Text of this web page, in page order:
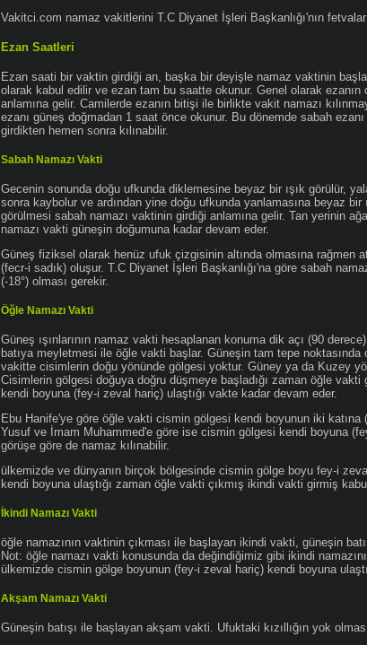
Vakitci.com namaz vakitlerini T.C Diyanet İşleri Başkanlığı'nın
Ezan Saatleri
Ezan saati bir vaktin girdiği an, başka bir deyişle namaz vaktinin
olarak kabul edilir ve ezan tam bu saatte okunur. Genel olarak ezanın
anlamına gelir. Camilerde ezanın bitişi ile birlikte vakit namazı
ezanı güneş doğmadan 1 saat önce okunur. Bu dönemde sabah
girdikten hemen sonra kılınabilir.
Sabah Namazı Vakti
Gecenin sonunda doğu ufkunda diklemesine beyaz bir ışık görülür,
sonra kaybolur ve ardından yine doğu ufkunda yanlamasına beyaz bir
görülmesi sabah namazı vaktinin girdiği anlamına gelir. Tan yerinin
namazı vakti güneşin doğumuna kadar devam eder.
Güneş fiziksel olarak henüz ufuk çizgisinin altında olmasına rağmen
(fecr-i sadık) oluşur. T.C Diyanet İşleri Başkanlığı'na göre sabah
(-18°) olması gerekir.
Öğle Namazı Vakti
Güneş ışınlarının namaz vakti hesaplanan konuma dik açı (90
batıya meyletmesi ile öğle vakti başlar. Güneşin tam tepe
vakitte cisimlerin doğu yönünde gölgesi yoktur. Güney ya da Kuzey
Cisimlerin gölgesi doğuya doğru düşmeye başladığı zaman öğle
kendi boyuna (fey-i zeval hariç) ulaştığı vakte kadar devam eder.
Ebu Hanife'ye göre öğle vakti cismin gölgesi kendi boyunun iki
Yusuf ve İmam Muhammed'e göre ise cismin gölgesi kendi boyuna
görüşe göre de namaz kılınabilir.
ülkemizde ve dünyanın birçok bölgesinde cismin gölge boyu fey-i
kendi boyuna ulaştığı zaman öğle vakti çıkmış ikindi vakti girmiş
İkindi Namazı Vakti
öğle namazının vaktinin çıkması ile başlayan ikindi vakti, güneşin
Not: öğle namazı vakti konusunda da değindiğimiz gibi ikindi
ülkemizde cismin gölge boyunun (fey-i zeval hariç) kendi boyuna
Akşam Namazı Vakti
Güneşin batışı ile başlayan akşam vakti. Ufuktaki kızıllığın yok